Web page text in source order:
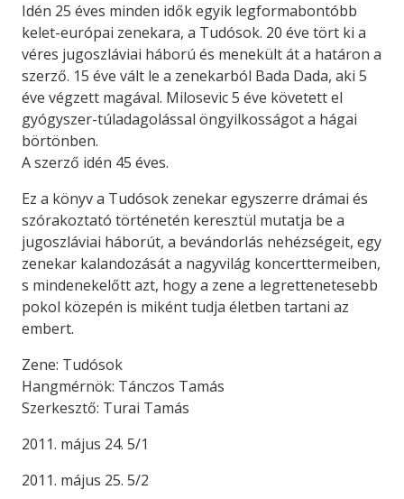
Idén 25 éves minden idők egyik legformabontóbb
kelet-európai zenekara, a Tudósok. 20 éve tört ki a
véres jugoszláviai háború és menekült át a határon a
szerző. 15 éve vált le a zenekarból Bada Dada, aki 5
éve végzett magával. Milosevic 5 éve követett el
gyógyszer-túladagolással öngyilkosságot a hágai
börtönben.
A szerző idén 45 éves.
Ez a könyv a Tudósok zenekar egyszerre drámai és
szórakoztató történetén keresztül mutatja be a
jugoszláviai háborút, a bevándorlás nehézségeit, egy
zenekar kalandozását a nagyvilág koncerttermeiben,
s mindenekelőtt azt, hogy a zene a legrettenetesebb
pokol közepén is miként tudja életben tartani az
embert.
Zene: Tudósok
Hangmérnök: Tánczos Tamás
Szerkesztő: Turai Tamás
2011. május 24. 5/1
2011. május 25. 5/2